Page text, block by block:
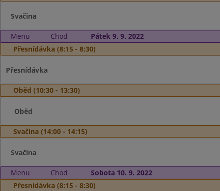
Svačina
Menu Chod
Pátek 9. 9. 2022
Přesnídávka (8:15 - 8:30)
Přesnídávka
Oběd (10:30 - 13:30)
Oběd
Svačina (14:00 - 14:15)
Svačina
Menu Chod
Sobota 10. 9. 2022
Přesnídávka (8:15 - 8:30)